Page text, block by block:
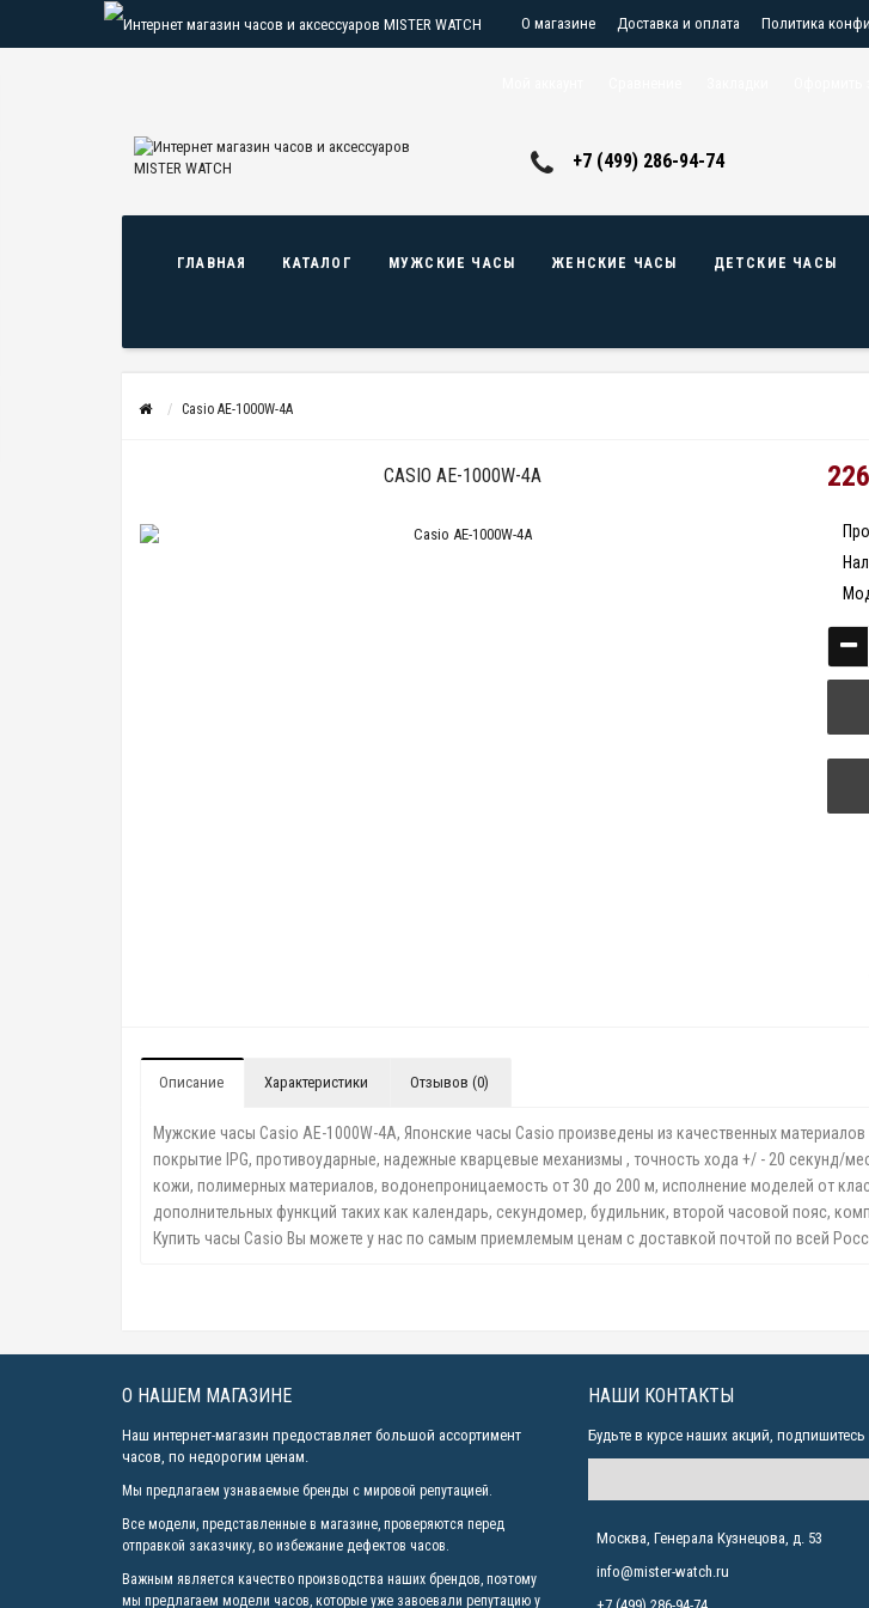
О магазине Доставка и оплата Политика
+7 (499) 286-94-74
ГЛАВНАЯ КАТАЛОГ МУЖСКИЕ ЧАСЫ ЖЕНСКИЕ ЧАСЫ ДЕТСКИЕ ЧАСЫ
Casio AE-1000W-4A
CASIO AE-1000W-4A
Описание Характеристики Отзывов (0)
Мужские часы Casio AE-1000W-4A, Японские часы Casio произведены из качественных
покрытие IPG, противоударные, надежные кварцевые механизмы , точность хода +/ - 20 секунд/
кожи, полимерных материалов, водонепроницаемость от 30 до 200 м, исполнение моделей от
дополнительных функций таких как календарь, секундомер, будильник, второй часовой пояс,
Купить часы Casio Вы можете у нас по самым приемлемым ценам с доставкой почтой по всей
О НАШЕМ МАГАЗИНЕ
Наш интернет-магазин предоставляет большой ассортимент
часов, по недорогим ценам.
Мы предлагаем узнаваемые бренды с мировой репутацией.
Все модели, представленные в магазине, проверяются перед
отправкой заказчику, во избежание дефектов часов.
Важным является качество производства наших брендов, поэтому
мы предлагаем модели часов, которые уже завоевали репутацию у
НАШИ КОНТАКТЫ
Будьте в курсе наших акций,
Москва, Генерала Кузнецова, д. 53
info@mister-watch.ru